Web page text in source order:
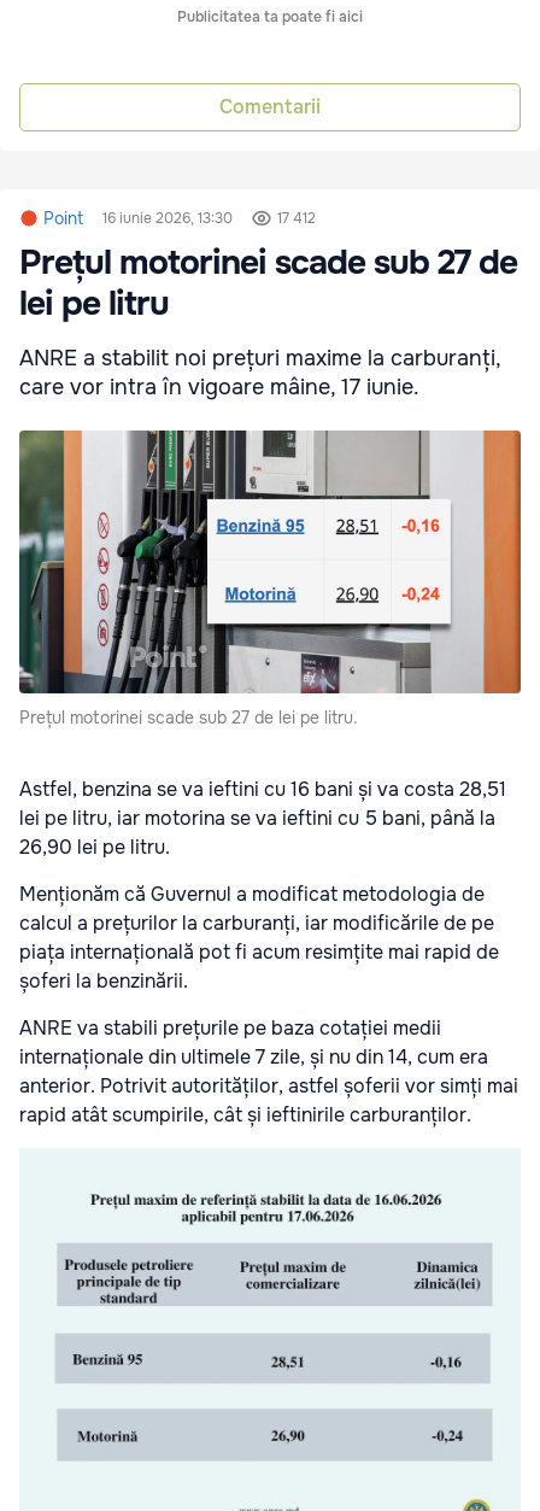
Publicitatea ta poate fi aici
Comentarii
Point 16 iunie 2026, 13:30 17 412
Prețul motorinei scade sub 27 de
lei pe litru
ANRE a stabilit noi prețuri maxime la carburanți,
care vor intra în vigoare mâine, 17 iunie.
Prețul motorinei scade sub 27 de lei pe litru.
Astfel, benzina se va ieftini cu 16 bani și va costa 28,51
lei pe litru, iar motorina se va ieftini cu 5 bani, până la
26,90 lei pe litru.
Menționăm că Guvernul a modificat metodologia de
calcul a prețurilor la carburanți, iar modificările de pe
piața internațională pot fi acum resimțite mai rapid de
șoferi la benzinării.
ANRE va stabili prețurile pe baza cotației medii
internaționale din ultimele 7 zile, și nu din 14, cum era
anterior. Potrivit autorităților, astfel șoferii vor simți mai
rapid atât scumpirile, cât și ieftinirile carburanților.